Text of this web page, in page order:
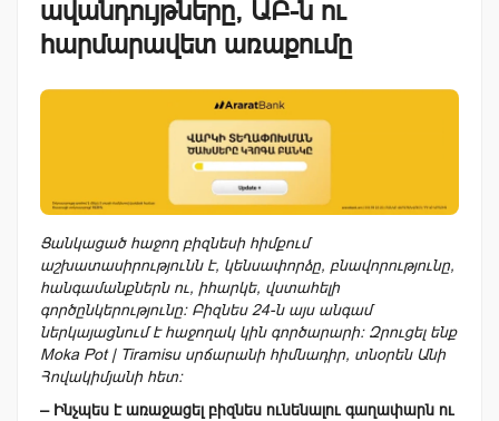
ավանդույթները, ԱԲ-ն ու
հարմարավետ առաքումը
Ցանկացած հաջող բիզնեսի հիմքում
աշխատասիրությունն է, կենսափորձը, բնավորությունը,
հանգամանքներն ու, իհարկե, վստահելի
գործընկերությունը: Բիզնես 24-ն այս անգամ
ներկայացնում է հաջողակ կին գործարարի: Զրուցել ենք
Moka Pot | Tiramisu սրճարանի հիմնադիր, տնօրեն Անի
Հովակիմյանի հետ:
– Ինչպես է առաջացել բիզնես ունենալու գաղափարն ու